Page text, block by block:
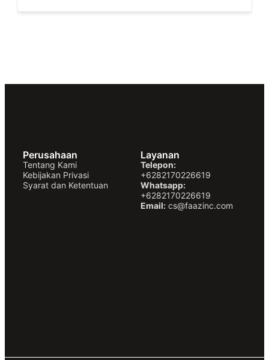
Perusahaan
Tentang Kami
Kebijakan Privasi
Syarat dan Ketentuan
Layanan
Telepon:
+6282170226619
Whatsapp:
+6282170226619
Email: cs@faazinc.com